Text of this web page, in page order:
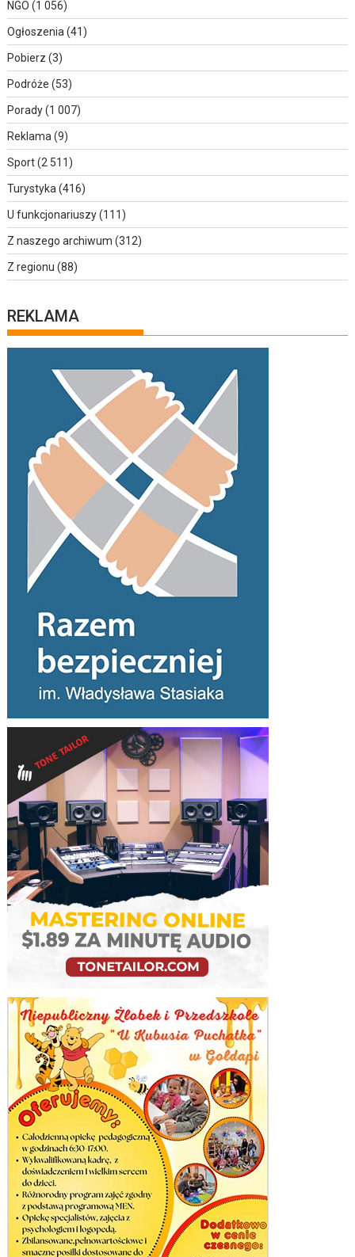
NGO (1 056)
Ogłoszenia(41)
Pobierz (3)
Podróże (53)
Porady(1 007)
Reklama(9)
Sport(2 511)
Turystyka(416)
U funkcjonariuszy(111)
Z naszego archiwum (312)
Z regionu (88)
REKLAMA